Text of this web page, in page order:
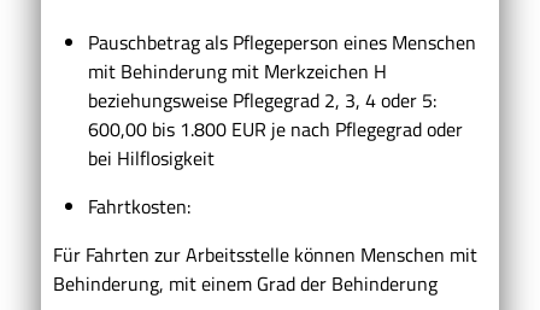
Pauschbetrag als Pflegeperson eines Menschen
mit Behinderung mit Merkzeichen H
beziehungsweise Pflegegrad 2, 3, 4 oder 5:
600,00 bis 1.800 EUR je nach Pflegegrad oder
bei Hilflosigkeit
Fahrtkosten:
Für Fahrten zur Arbeitsstelle können Menschen mit
Behinderung, mit einem Grad der Behinderung